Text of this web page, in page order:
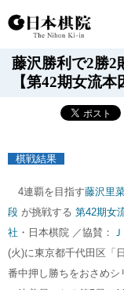
藤沢勝利で2勝2
【第42期女流
棋戦結果
4連覇を目指す藤沢里
段 が挑戦する 第42期女
社 ・日本棋院 ／協賛：
(火)に東京都千代田区「
番中押し勝ちをおさめシ